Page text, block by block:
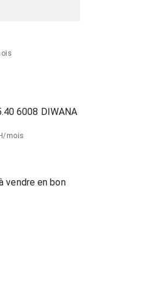
6008 DIWANA
/mois
vendre en bon